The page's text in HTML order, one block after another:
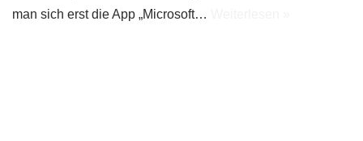
man sich erst die App „Microsoft…